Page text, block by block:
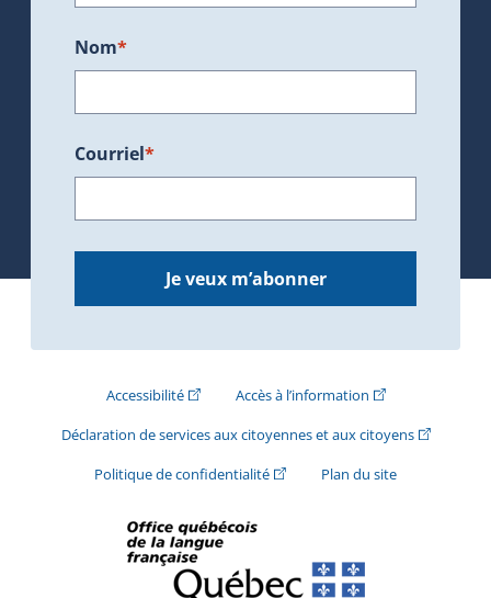
Nom*
Courriel*
Je veux m’abonner
Accessibilité(Cet hyperlien externe s'ouvrira dans une
Accès à l’information(Cet hyperlien
Déclaration de services aux citoyennes et aux citoyens(Cet
Politique de confidentialité(Cet hyperlien externe s'ouvrira
Plan du site